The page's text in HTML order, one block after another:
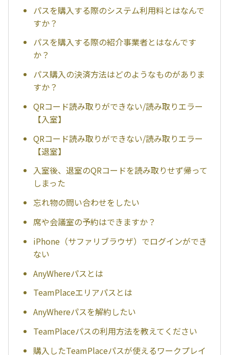
パスを購入する際のシステム利用料とはなんで
すか？
パスを購入する際の紹介事業者とはなんです
か？
パス購入の決済方法はどのようなものがありま
すか？
QRコード読み取りができない/読み取りエラー
【入室】
QRコード読み取りができない/読み取りエラー
【退室】
入室後、退室のQRコードを読み取りせず帰って
しまった
忘れ物の問い合わせをしたい
席や会議室の予約はできますか？
iPhone（サファリブラウザ）でログインができ
ない
AnyWhereパスとは
TeamPlaceエリアパスとは
AnyWhereパスを解約したい
TeamPlaceパスの利用方法を教えてください
購入したTeamPlaceパスが使えるワークプレイ